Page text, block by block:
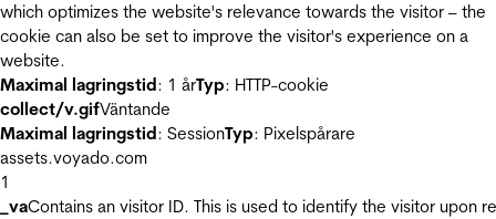
which optimizes the website's relevance towards the visitor – the
cookie can also be set to improve the visitor's experience on a
website.
Maximal lagringstid: 1 årTyp: HTTP-cookie
collect/v.gifVäntande
Maximal lagringstid: SessionTyp: Pixelspårare
assets.voyado.com
1
_vaContains an visitor ID. This is used to identify the visitor upon